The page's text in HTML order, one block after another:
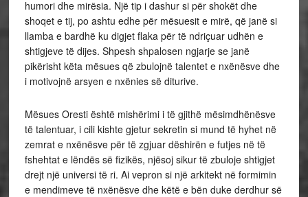
humori dhe mirësia. Një tip i dashur si për shokët dhe
shoqet e tij, po ashtu edhe për mësuesit e mirë, që janë si
llamba e bardhë ku digjet flaka për të ndriçuar udhën e
shtigjeve të dijes. Shpesh shpalosen ngjarje se janë
pikërisht këta mësues që zbulojnë talentet e nxënësve dhe
i motivojnë arsyen e nxënies së diturive.
Mësues Oresti është mishërimi i të gjithë mësimdhënësve
të talentuar, i cili kishte gjetur sekretin si mund të hyhet në
zemrat e nxënësve për të zgjuar dëshirën e futjes në të
fshehtat e lëndës së fizikës, njësoj sikur të zbuloje shtigjet
drejt një universi të ri. Ai vepron si një arkitekt në formimin
e mendimeve të nxënësve dhe këtë e bën duke derdhur së